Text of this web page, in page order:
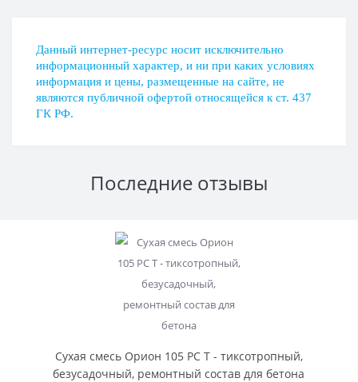
Данный интернет-ресурс носит исключительно
информационный характер, и ни при каких условиях
информация и цены, размещенные на сайте, не
являются публичной офертой относящейся к ст. 437
ГК РФ.
Последние отзывы
Сухая смесь Орион 105 РС Т - тиксотропный,
безусадочный, ремонтный состав для бетона